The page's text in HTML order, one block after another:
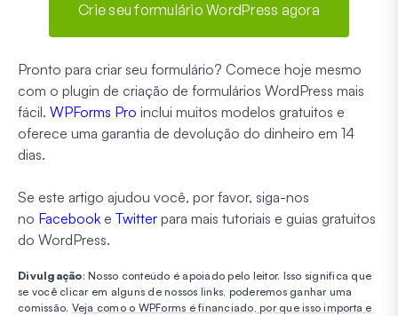
Crie seu formulário WordPress agora
Pronto para criar seu formulário? Comece hoje mesmo
com o plugin de criação de formulários WordPress mais
fácil. WPForms Pro inclui muitos modelos gratuitos e
oferece uma garantia de devolução do dinheiro em 14
dias.
Se este artigo ajudou você, por favor, siga-nos
no Facebook e Twitter para mais tutoriais e guias gratuitos
do WordPress.
Divulgação: Nosso conteúdo é apoiado pelo leitor. Isso significa que
se você clicar em alguns de nossos links, poderemos ganhar uma
comissão. Veja como o WPForms é financiado, por que isso importa e